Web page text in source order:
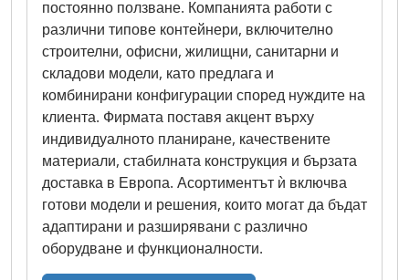
постоянно ползване. Компанията работи с
различни типове контейнери, включително
строителни, офисни, жилищни, санитарни и
складови модели, като предлага и
комбинирани конфигурации според нуждите на
клиента. Фирмата поставя акцент върху
индивидуалното планиране, качествените
материали, стабилната конструкция и бързата
доставка в Европа. Асортиментът ѝ включва
готови модели и решения, които могат да бъдат
адаптирани и разширявани с различно
оборудване и функционалности.